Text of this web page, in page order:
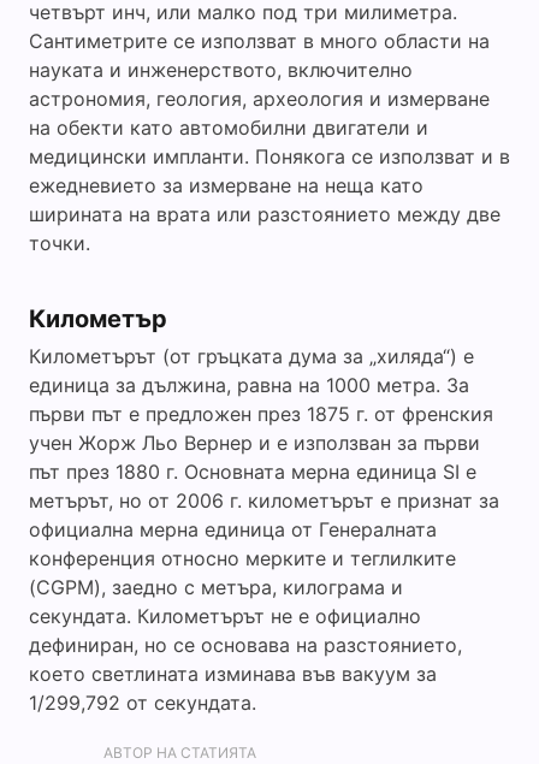
четвърт инч, или малко под три милиметра.
Сантиметрите се използват в много области на
науката и инженерството, включително
астрономия, геология, археология и измерване
на обекти като автомобилни двигатели и
медицински импланти. Понякога се използват и в
ежедневието за измерване на неща като
ширината на врата или разстоянието между две
точки.
Километър
Километърът (от гръцката дума за „хиляда“) е
единица за дължина, равна на 1000 метра. За
първи път е предложен през 1875 г. от френския
учен Жорж Льо Вернер и е използван за първи
път през 1880 г. Основната мерна единица SI е
метърът, но от 2006 г. километърът е признат за
официална мерна единица от Генералната
конференция относно мерките и теглилките
(CGPM), заедно с метъра, килограма и
секундата. Километърът не е официално
дефиниран, но се основава на разстоянието,
което светлината изминава във вакуум за
1/299,792 от секундата.
АВТОР НА СТАТИЯТА